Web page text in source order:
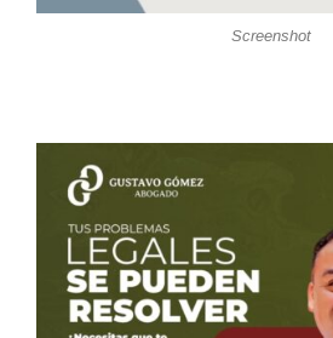
Screenshot